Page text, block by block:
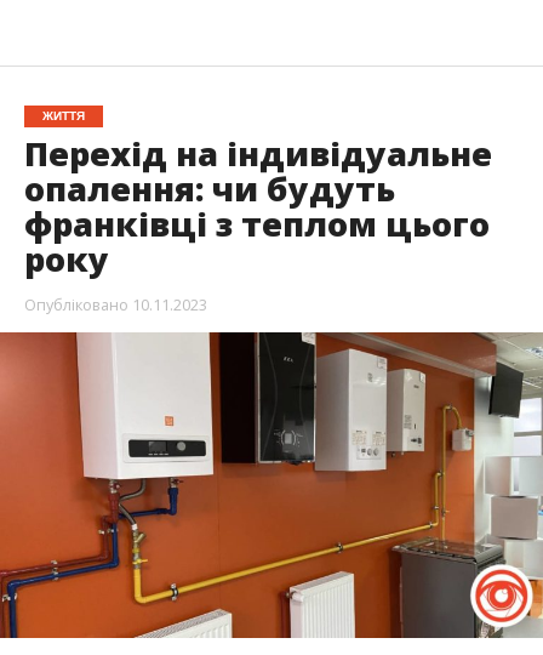
ЖИТТЯ
Перехід на індивідуальне
опалення: чи будуть
франківці з теплом цього
року
Опубліковано 10.11.2023